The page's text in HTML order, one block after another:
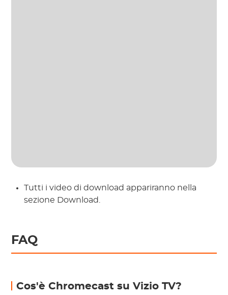
Tutti i video di download appariranno nella
sezione Download.
FAQ
Cos'è Chromecast su Vizio TV?